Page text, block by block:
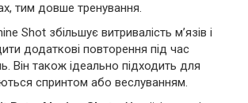
тим довше тренування.
Shot збільшує витривалість м’язів і
додаткові повторення під час
Він також ідеально підходить для
спринтом або веслуванням.